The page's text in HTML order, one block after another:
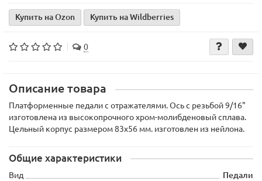
Купить на Ozon Купить на Wildberries
0
Описание товара
Платформенные педали с отражателями. Ось с резьбой 9/16"
изготовлена из высокопрочного хром-молибденовый сплава.
Цельный корпус размером 83х56 мм. изготовлен из нейлона.
Общие характеристики
Вид
Педали